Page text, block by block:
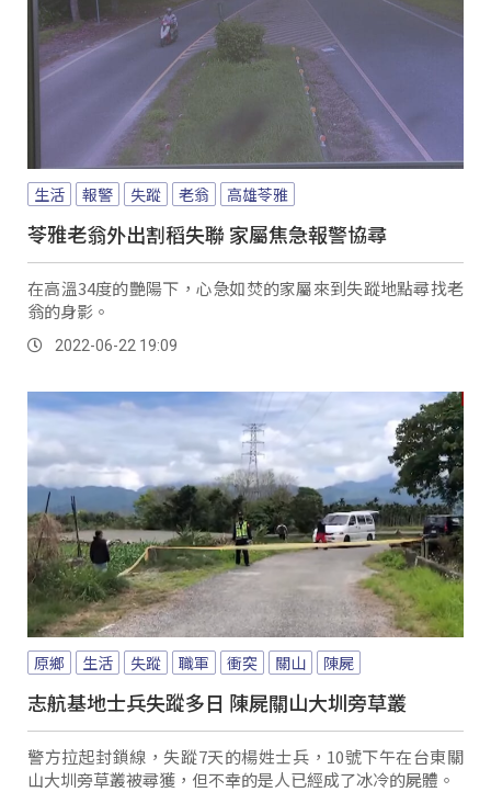
生活 報警 失蹤 老翁 高雄苓雅
苓雅老翁外出割稻失聯 家屬焦急報警協尋
在高溫34度的艷陽下，心急如焚的家屬來到失蹤地點尋找老
翁的身影。
2022-06-22 19:09
原鄉 生活 失蹤 職軍 衝突 關山 陳屍
志航基地士兵失蹤多日 陳屍關山大圳旁草叢
警方拉起封鎖線，失蹤7天的楊姓士兵，10號下午在台東關
山大圳旁草叢被尋獲，但不幸的是人已經成了冰冷的屍體。